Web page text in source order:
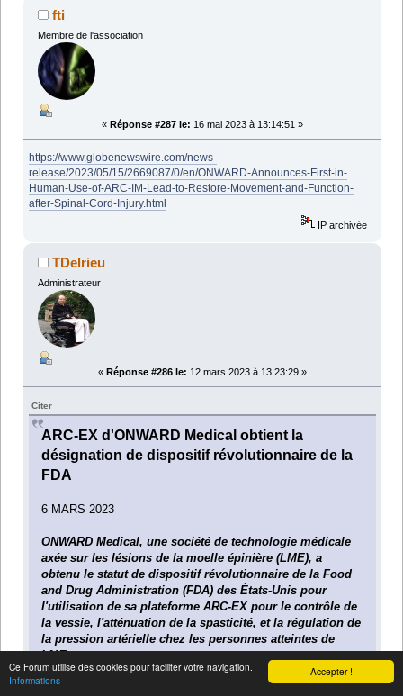
Accepter !
Ce Forum utilise des cookies pour faciliter votre navigation.
Informations
fti
Membre de l'association
« Réponse #287 le: 16 mai 2023 à 13:14:51 »
https://www.globenewswire.com/news-
release/2023/05/15/2669087/0/en/ONWARD-Announces-First-in-
Human-Use-of-ARC-IM-Lead-to-Restore-Movement-and-Function-
after-Spinal-Cord-Injury.html
IP archivée
TDelrieu
Administrateur
« Réponse #286 le: 12 mars 2023 à 13:23:29 »
Citer
ARC-EX d'ONWARD Medical obtient la
désignation de dispositif révolutionnaire de la
FDA
6 MARS 2023
ONWARD Medical, une société de technologie médicale
axée sur les lésions de la moelle épinière (LME), a
obtenu le statut de dispositif révolutionnaire de la Food
and Drug Administration (FDA) des États-Unis pour
l'utilisation de sa plateforme ARC-EX pour le contrôle de
la vessie, l'atténuation de la spasticité, et la régulation de
la pression artérielle chez les personnes atteintes de
LME.
ONWARD a maintenant reçu un total de huit désignations de